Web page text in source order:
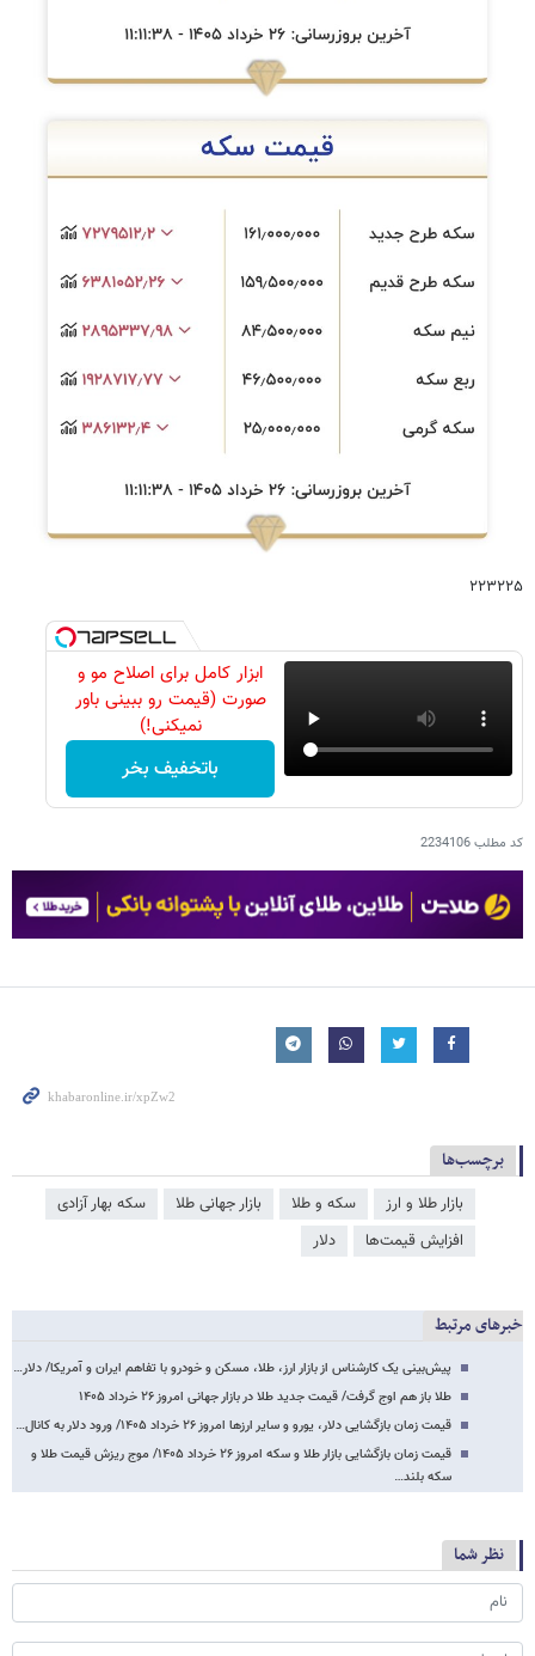
۲۲۳۲۲۵
ابزار کامل برای اصلاح مو و
صورت (قیمت رو ببینی باور
نمیکنی!)
باتخفیف بخر
کد مطلب2234106
برچسب‌ها
بازار طلا و ارز سکه و طلا بازار جهانی طلا
سکه بهار آزادی
افزایش قیمت‌ها
دلار
خبرهای مرتبط
پیش‌بینی یک کارشناس از بازار ارز، طلا، مسکن و خودرو با تفاهم ایران و آمریکا/ دلار…
طلا باز هم اوج گرفت/ قیمت جدید طلا در بازار جهانی امروز ۲۶ خرداد ۱۴۰۵
قیمت زمان بازگشایی دلار، یورو و سایر ارزها امروز ۲۶ خرداد ۱۴۰۵/ ورود دلار به کانال…
قیمت زمان بازگشایی بازار طلا و سکه امروز ۲۶ خرداد ۱۴۰۵/ موج ریزش قیمت طلا و
سکه بلند…
نظر شما